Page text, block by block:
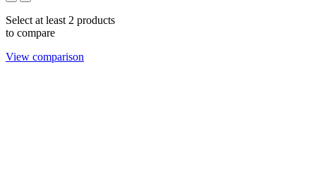
Select at least 2 products
to compare
View comparison